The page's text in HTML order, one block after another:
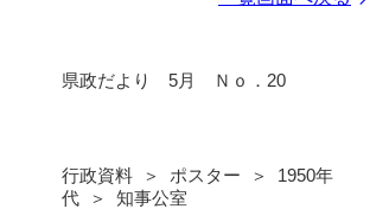
県政だより 5月 Ｎｏ．20
行政資料 ＞ ポスター ＞ 1950年
代 ＞ 知事公室